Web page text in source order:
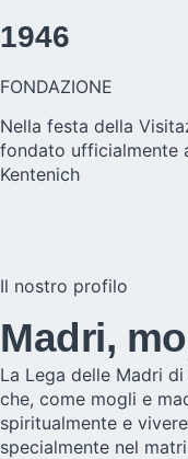
1946
FONDAZIONE
Nella festa della
fondato ufficialmente
Kentenich
Il nostro profilo
Madri,
La Lega delle Madri
che, come mogli e
spiritualmente e
specialmente nel